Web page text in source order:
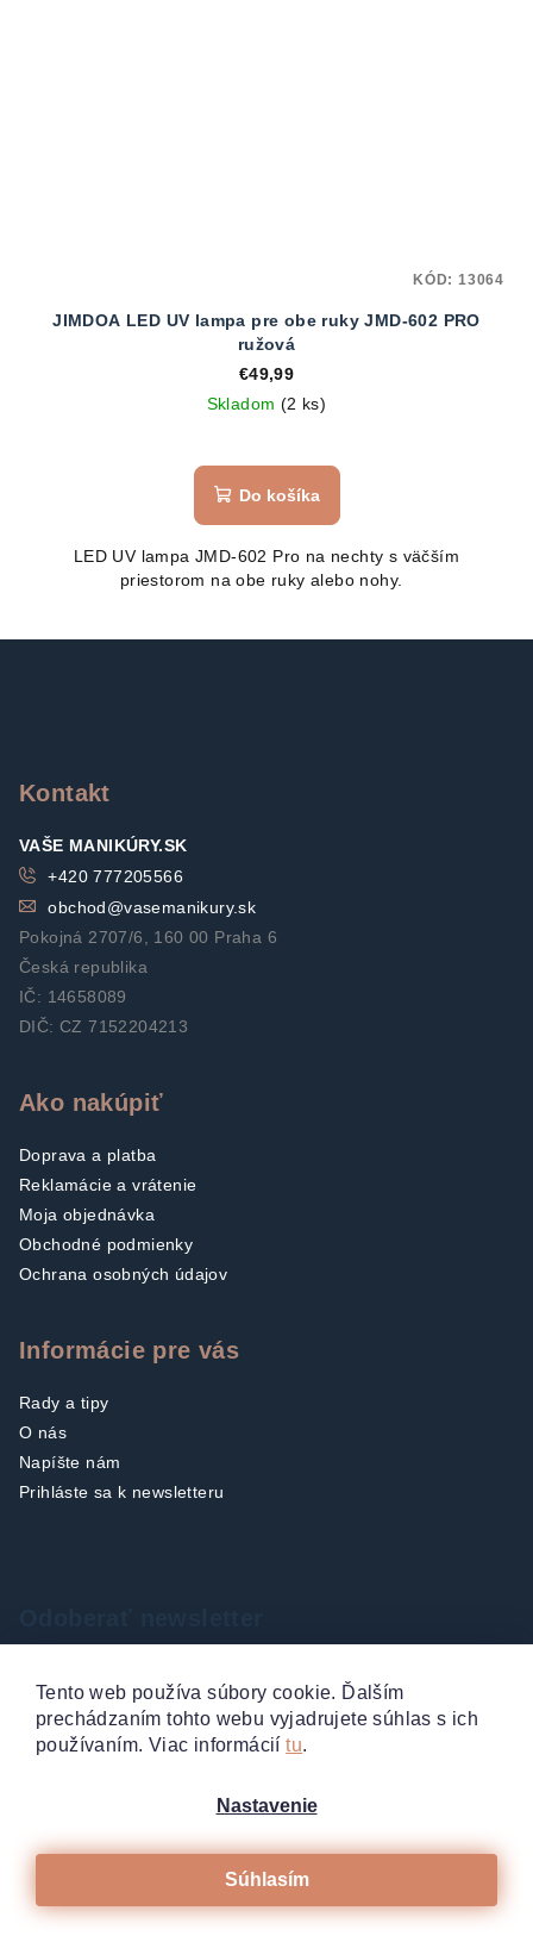
Tento web používa súbory cookie. Ďalším
prechádzaním tohto webu vyjadrujete súhlas s ich
používaním. Viac informáciítu.
Nastavenie
Súhlasím
JIMDOA LED UV lampa pre obe ruky JMD-602 PRO
ružová
€49,99
Skladom (2 ks)
Do košíka
LED UV lampa JMD-602 Pro na nechty s väčším
priestorom na obe ruky alebo nohy.
KÓD: 13064
Kontakt
VAŠE MANIKÚRY.SK
+420 777205566
obchod@vasemanikury.sk
Pokojná 2707/6, 160 00 Praha 6
Česká republika
IČ: 14658089
DIČ: CZ 7152204213
Ako nakúpiť
Doprava a platba
Reklamácie a vrátenie
Moja objednávka
Obchodné podmienky
Ochrana osobných údajov
Informácie pre vás
Rady a tipy
O nás
Napíšte nám
Prihláste sa k newsletteru
nových produktoch na našom e-shope.
Email
Vložením e-mailu súhlasíte spodmienkami ochrany
Prihlásiť sa